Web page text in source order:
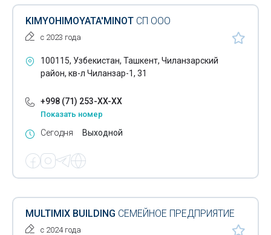
Строительство под ключ
Строительство промышленных объектов
Строительство систем водоснабжения
Строительство аквапарков
Строительство аттракционов
Трубопроводы
Строительство модульных зданий
Проектирование вентиляционных систем
Проектирование систем кондиционирования
Монтаж трансформаторов
KIMYOHIMOYATA'MINOT СП ООО
с 2023 года
100115, Узбекистан, Ташкент, Чиланзарский
район, кв-л Чиланзар-1, 31
+998 (71) 253-XX-XX
Показать номер
Сегодня Выходной
MULTIMIX BUILDING СЕМЕЙНОЕ ПРЕДПРИЯТИЕ
с 2024 года